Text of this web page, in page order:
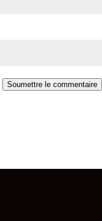
Soumettre le commentaire